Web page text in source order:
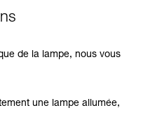
de la lampe, nous vous
une lampe allumée,